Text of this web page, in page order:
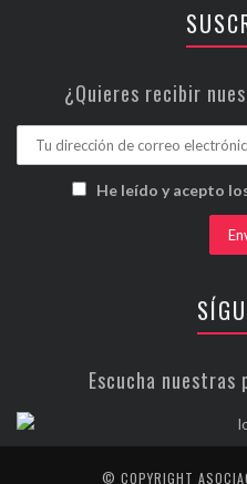
¿Quieres recibir
He leído y acepto
Escucha
© COPYRIGHT